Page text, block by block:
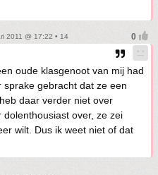
2011 @ 17:22 • 14
oude klasgenoot van mij had
gebracht dat ze een
daar verder niet over
over, ze zei
wilt. Dus ik weet niet of dat